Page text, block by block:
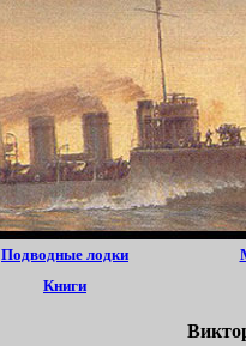
Подводные лодки
Книги